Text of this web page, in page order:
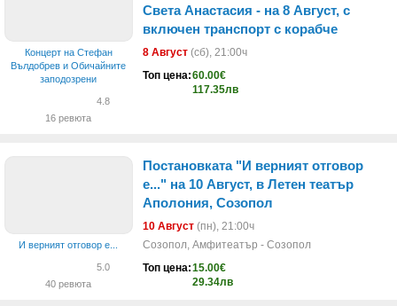
Концерт на Стефан
Вълдобрев и Обичайните
заподозрени
4.8
16 ревюта
Света Анастасия - на 8 Август, с
включен транспорт с корабче
8 Август (сб), 21:00ч
Топ цена:60.00€
117.35лв
И верният отговор е...
5.0
40 ревюта
Постановката "И верният отговор
е..." на 10 Август, в Летен театър
Аполония, Созопол
10 Август (пн), 21:00ч
Созопол, Амфитеатър - Созопол
Топ цена:15.00€
29.34лв